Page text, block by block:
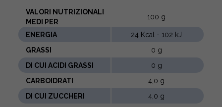
VALORI NUTRIZIONALI
MEDI PER
100 g
ENERGIA
24 Kcal - 102 kJ
GRASSI
0 g
DI CUI ACIDI GRASSI
0 g
CARBOIDRATI
4,0 g
DI CUI ZUCCHERI
4,0 g